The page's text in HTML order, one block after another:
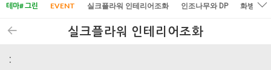
테마# 그린 EVENT 실크플라워 인테리어조화 인조나무와 DP 화병/화
실크플라워 인테리어조화
: